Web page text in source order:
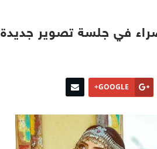
في جلسة تصوير جديدة
GOOGLE+